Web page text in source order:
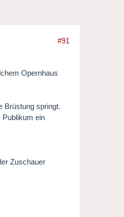
#91
Opernhaus
Brüstung springt.
Publikum ein
Zuschauer